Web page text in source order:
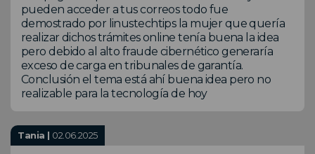
pueden acceder a tus correos todo fue
demostrado por linustechtips la mujer que quería
realizar dichos trámites online tenía buena la idea
pero debido al alto fraude cibernético generaría
exceso de carga en tribunales de garantía.
Conclusión el tema está ahí buena idea pero no
realizable para la tecnología de hoy
Tania | 02.06.2025